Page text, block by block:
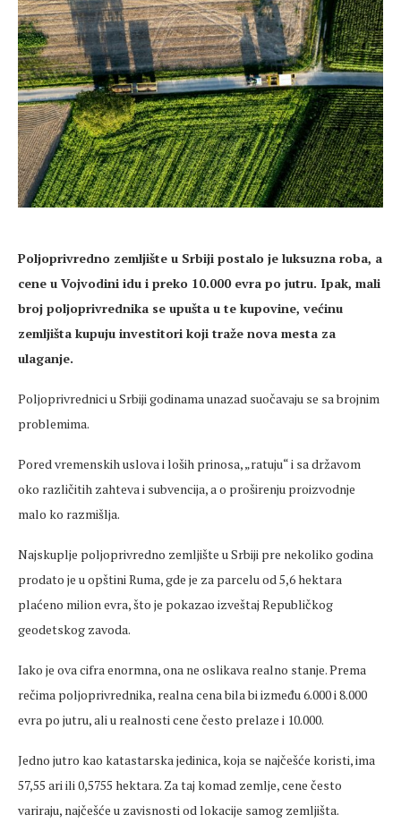
Poljoprivredno zemljište u Srbiji postalo je luksuzna roba, a
cene u Vojvodini idu i preko 10.000 evra po jutru. Ipak, mali
broj poljoprivrednika se upušta u te kupovine, većinu
zemljišta kupuju investitori koji traže nova mesta za
ulaganje.
Poljoprivrednici u Srbiji godinama unazad suočavaju se sa brojnim
problemima.
Pored vremenskih uslova i loših prinosa,„ratuju“ i sa državom
oko različitih zahteva i subvencija, a o proširenju proizvodnje
malo ko razmišlja.
Najskuplje poljoprivredno zemljište u Srbiji pre nekoliko godina
prodato je u opštini Ruma,gde je za parcelu od 5,6 hektara
plaćeno milion evra, što je pokazao izveštaj Republičkog
geodetskog zavoda.
Iako je ova cifra enormna, ona ne oslikava realno stanje. Prema
rečima poljoprivrednika, realna cenabila bi između 6.000 i 8.000
evra po jutru, ali u realnosti cene često prelaze i 10.000.
Jedno jutro kao katastarska jedinica, koja se najčešće koristi, ima
57,55 ari ili 0,5755 hektara. Za taj komad zemlje,cene često
variraju, najčešće u zavisnosti od lokacije samog zemljišta.